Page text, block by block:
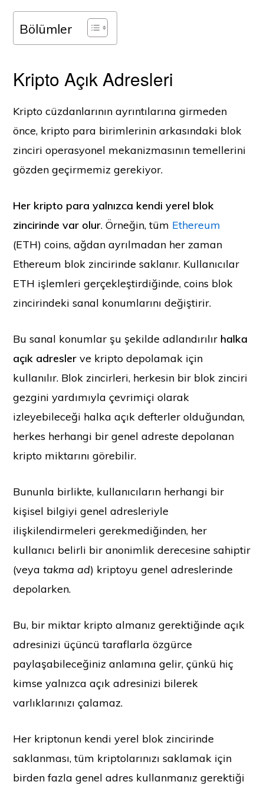
Bölümler
Kripto Açık Adresleri
Kripto cüzdanlarının ayrıntılarına girmeden
önce, kripto para birimlerinin arkasındaki blok
zinciri operasyonel mekanizmasının temellerini
gözden geçirmemiz gerekiyor.
Her kripto para yalnızca kendi yerel blok
zincirinde var olur. Örneğin, tüm Ethereum
(ETH) coins, ağdan ayrılmadan her zaman
Ethereum blok zincirinde saklanır. Kullanıcılar
ETH işlemleri gerçekleştirdiğinde, coins blok
zincirindeki sanal konumlarını değiştirir.
Bu sanal konumlar şu şekilde adlandırılır halka
açık adresler ve kripto depolamak için
kullanılır. Blok zincirleri, herkesin bir blok zinciri
gezgini yardımıyla çevrimiçi olarak
izleyebileceği halka açık defterler olduğundan,
herkes herhangi bir genel adreste depolanan
kripto miktarını görebilir.
Bununla birlikte, kullanıcıların herhangi bir
kişisel bilgiyi genel adresleriyle
ilişkilendirmeleri gerekmediğinden, her
kullanıcı belirli bir anonimlik derecesine sahiptir
(veyatakma ad) kriptoyu genel adreslerinde
depolarken.
Bu, bir miktar kripto almanız gerektiğinde açık
adresinizi üçüncü taraflarla özgürce
paylaşabileceğiniz anlamına gelir, çünkü hiç
kimse yalnızca açık adresinizi bilerek
varlıklarınızı çalamaz.
Her kriptonun kendi yerel blok zincirinde
saklanması, tüm kriptolarınızı saklamak için
birden fazla genel adres kullanmanız gerektiği